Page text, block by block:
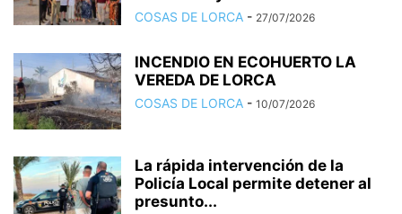
COSAS DE LORCA - 27/07/2026
INCENDIO EN ECOHUERTO LA
VEREDA DE LORCA
COSAS DE LORCA - 10/07/2026
La rápida intervención de la
Policía Local permite detener al
presunto...